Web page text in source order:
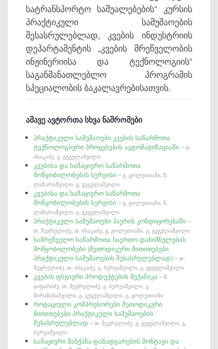
სატრანსპორტო საშუალებების“ კურსის
პრაქტიკული სამუშაოების
შესასრულებლად, კვების ინდუსტრიის
დეპარტამენტის „კვების მრეწველობის
ინჟინერიისა და ტექნოლოგიის“
საგანმანათლებლო პროგრამის
სპეციალობის ბაკალავრებისათვის.
ამავე ავტორთა სხვა ნაშრომები
პრაქტიკული სამუშაოები კვების საწარმოთა
ტექნოლოგიური პროცესების ავტომატიზაციაში– თ.
ისაკაძე, გ. გუგულაშვილი
კვებისა და სამაცივრო საწარმოთა
მოწყობილობების სერვისი– გ. გოლეთიანი, ზ.
ლაზარაშვილი, გ. გუგულაშვილი
კვებისა და სამაცივრო საწარმოთა
მოწყობილობების სერვისი– გ. გოლეთიანი, ზ.
ლაზარაშვილი, გ. გუგულაშვილი
პრაქტიკული სამუშაოები ჰაერის კონდიცირებაში–
თ. მეგრელიძე, თ. ისაკაძე, გ. გოლეთიანი, გ. გუგულაშვილი
სამრეწველო საწარმოთა საერთო დანიშნულების
მოწყობილობები (მეთოდიკური მითითებები
პრაქტიკული სამუშაოების შესასრულებლად)– თ.
მეგრელიძე, თ. ისაკაძე, გ. ბერუაშვილი, გ. გუგულაშვილი
კვების ფხვიერი პროდუქტების მექანიკა– ზ.
ჯაფარიძე, თ. მეგრელიძე, გ. ბერუაშვილი, კ.
მირაზანაშვილი, გ. გუგულაშვილი, გ. გოლეთიანი
როტაციული კომპრესორები მეთოდიკური
მითითებები პრაქტიკული სამუშაოების
შესასრულებლად– თ. მეგრელიძე, გ. გუგულაშვილი, გ.
ბერუაშვილი
სამაცივრი მანქანა-დანადგარების მონტაჟი და